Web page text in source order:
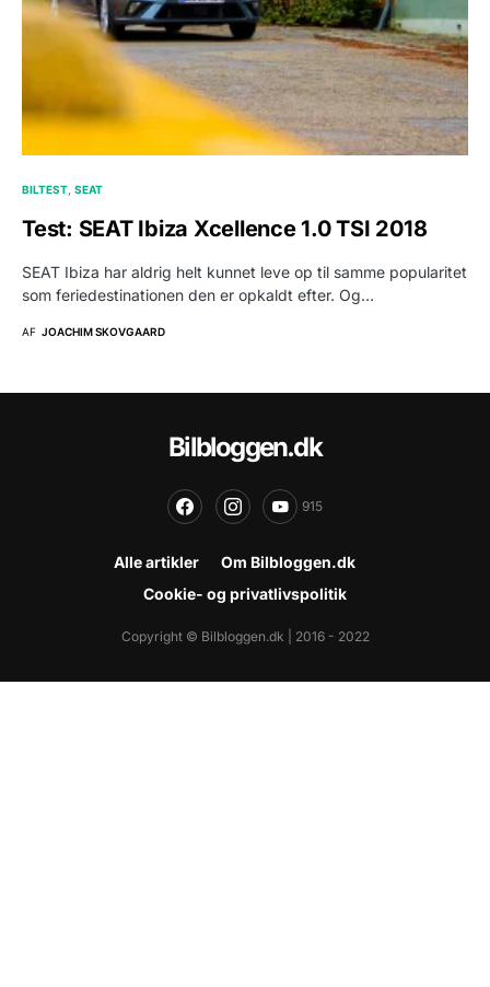
BILTEST SEAT
Test: SEAT Ibiza Xcellence 1.0 TSI 2018
SEAT Ibiza har aldrig helt kunnet leve op til samme popularitet
som feriedestinationen den er opkaldt efter. Og…
AF JOACHIM SKOVGAARD
Bilbloggen.dk
915
Alle artikler
Om Bilbloggen.dk
Cookie- og privatlivspolitik
Copyright © Bilbloggen.dk | 2016 - 2022